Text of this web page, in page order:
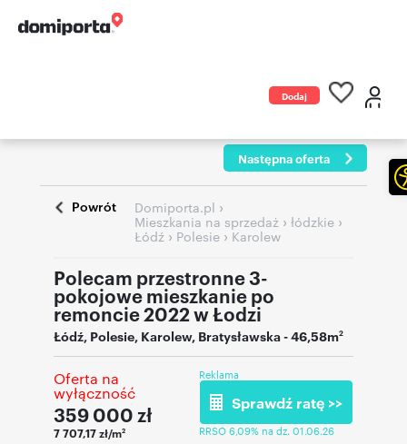
Dodaj
Następna oferta
Powrót Domiporta.pl ›
Mieszkania na sprzedaż › łódzkie ›
Łódź › Polesie › Karolew
Polecam przestronne 3-
pokojowe mieszkanie po
remoncie 2022 w Łodzi
Łódź, Polesie, Karolew, Bratysławska- 46,58m2
Oferta na
wyłączność
359 000 zł
7 707,17 zł/m2
Reklama
Sprawdź ratę >>
RRSO 6,09% na dz. 01.06.26